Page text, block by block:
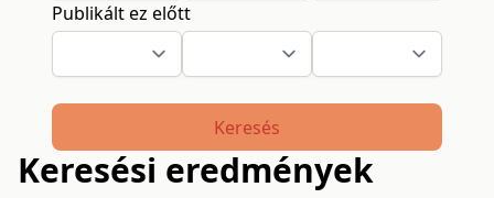
Publikált ez előtt
Keresés
Keresési eredmények